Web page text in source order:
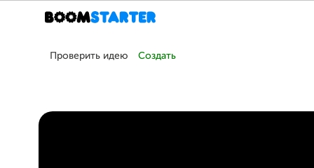
Проверить идею Создать